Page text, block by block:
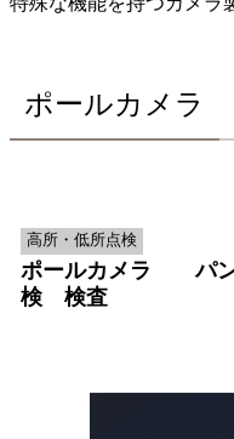
ポールカメラ
高所・低所点検
ポールカメラ パ
検 検査